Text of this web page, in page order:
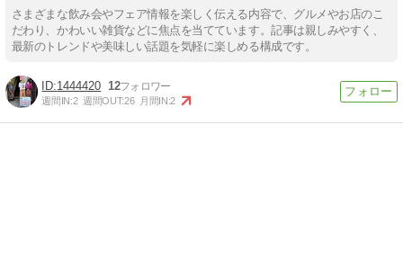
さまざまな飲み会やフェア情報を楽しく伝える内容で、グルメやお店のこ
だわり、かわいい雑貨などに焦点を当てています。記事は親しみやすく、
最新のトレンドや美味しい話題を気軽に楽しめる構成です。
1444420 12
週間IN:2 週間OUT:26 月間IN:2